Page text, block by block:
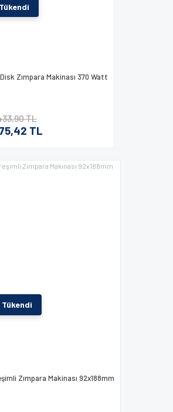
Tükendi
Zımpara Makinası 370 Watt
TL
TL
Tükendi
Zımpara Makinası 92x188mm